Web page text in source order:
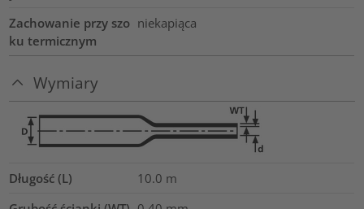
Zachowanie przy szo
ku termicznym
niekapiąca
Wymiary
Długość (L) 10.0 m